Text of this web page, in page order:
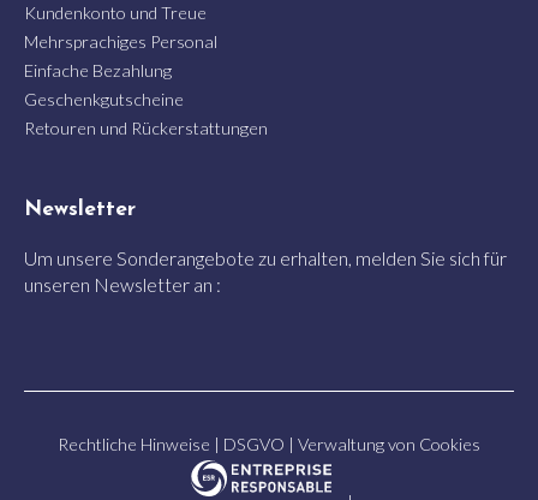
Kundenkonto und Treue
Mehrsprachiges Personal
Einfache Bezahlung
Geschenkgutscheine
Retouren und Rückerstattungen
Newsletter
Um unsere Sonderangebote zu erhalten, melden Sie sich für
unseren Newsletter an :
Rechtliche Hinweise | DSGVO | Verwaltung von Cookies